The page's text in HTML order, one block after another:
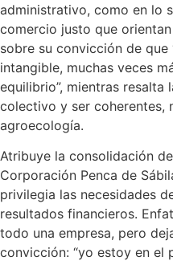
administrativo, como en lo
comercio justo que
sobre su convicción de
intangible, muchas veces
equilibrio”, mientras
colectivo y ser coherentes,
agroecología.
Atribuye la consolidación
Corporación Penca de
privilegia las necesidades
resultados financieros.
todo una empresa, pero
convicción: “yo estoy en el